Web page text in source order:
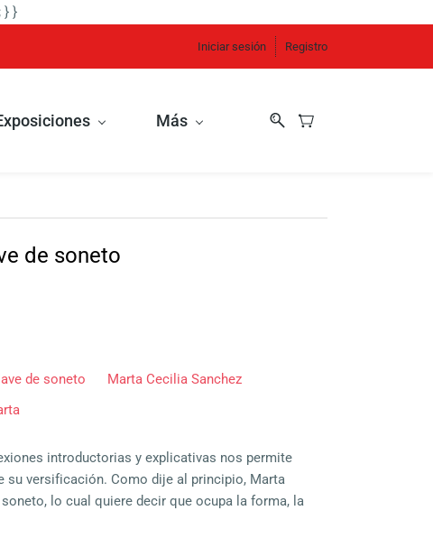
} }
Iniciar sesión Registro
Más
de soneto
de soneto
Marta Cecilia Sanchez
introductorias y explicativas nos permite
su versificación. Como dije al principio, Marta
lo cual quiere decir que ocupa la forma, la